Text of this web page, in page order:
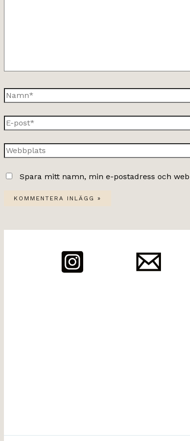
Namn*
E-
post*
Webbplats
Spara mitt namn, min e-postadress och